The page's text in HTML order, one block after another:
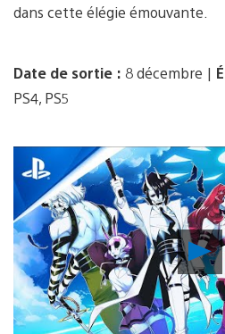
dans cette élégie émouvante.
Date de sortie : 8 décembre |
PS4, PS5
la